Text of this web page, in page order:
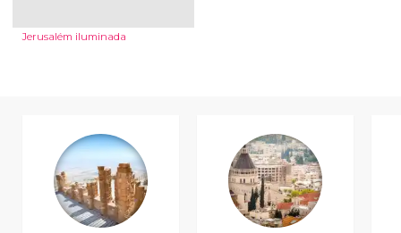
Jerusalém iluminada